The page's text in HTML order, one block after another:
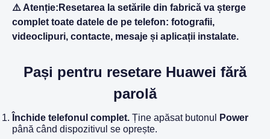
⚠️ Atenție:Resetarea la setările din fabrică va șterge
complet toate datele de pe telefon: fotografii,
videoclipuri, contacte, mesaje și aplicații instalate.
Pași pentru resetare Huawei fără
parolă
Închide telefonul complet. Ține apăsat butonul
Power
până când dispozitivul se oprește.